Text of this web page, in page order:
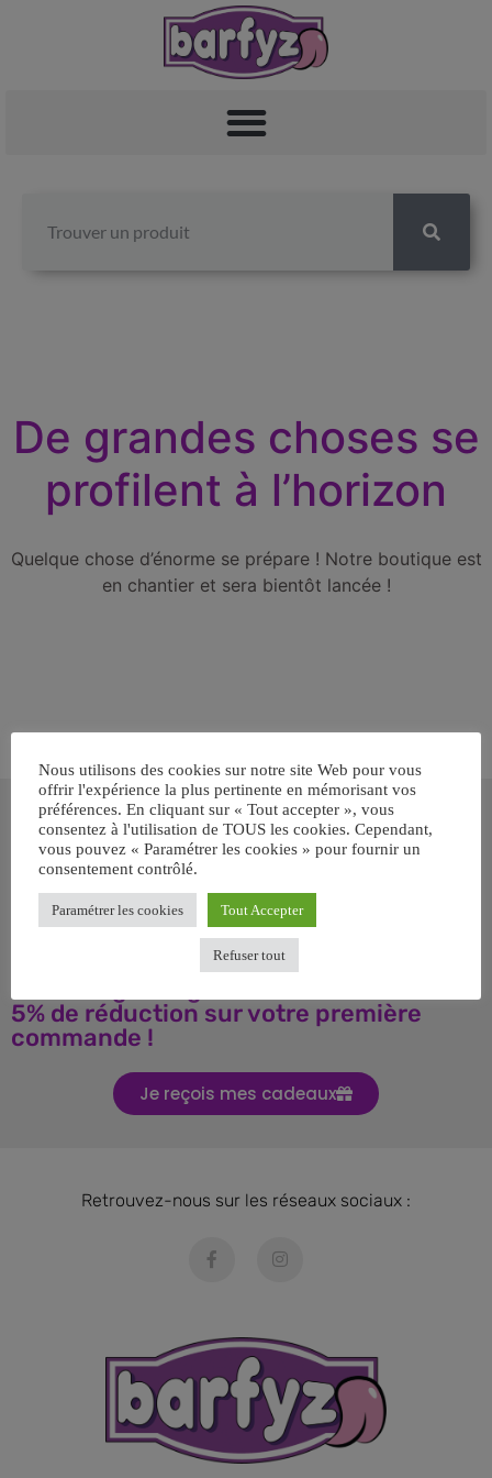
De grandes choses se
profilent à l’horizon
Quelque chose d’énorme se prépare ! Notre boutique est
en chantier et sera bientôt lancée !
Inscrivez-vous gratuitement pour
recevoir votre guide BARF gratuit !
Vous voulez savoir comment bien nourrir votre chien ou chat
avec le BARF ? Inscrivez-vous pour recevoir
GRATUIT SUR LE BARF EN PDF immédiatement
5% de réduction sur votre première
commande !
Je reçois mes cadeaux
Retrouvez-nous sur les réseaux sociaux :
Nous utilisons des cookies sur notre site Web pour vous
offrir l'expérience la plus pertinente en mémorisant vos
préférences. En cliquant sur « Tout accepter », vous
consentez à l'utilisation de TOUS les cookies. Cependant,
vous pouvez « Paramétrer les cookies » pour fournir un
consentement contrôlé.
Paramétrer les cookies Tout Accepter
Refuser tout